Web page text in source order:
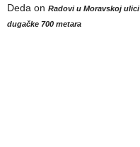
Deda on Radovi u Moravskoj
dugačke 700 metara